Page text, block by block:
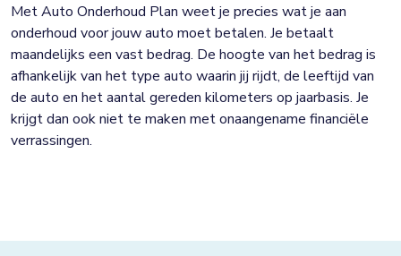
Met Auto Onderhoud Plan weet je precies wat je aan
onderhoud voor jouw auto moet betalen. Je betaalt
maandelijks een vast bedrag. De hoogte van het bedrag is
afhankelijk van het type auto waarin jij rijdt, de leeftijd van
de auto en het aantal gereden kilometers op jaarbasis. Je
krijgt dan ook niet te maken met onaangename financiële
verrassingen.